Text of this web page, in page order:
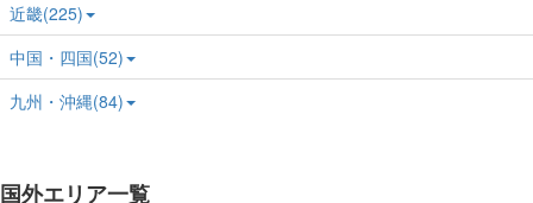
近畿(225)
中国・四国(52)
九州・沖縄(84)
国外エリア一覧